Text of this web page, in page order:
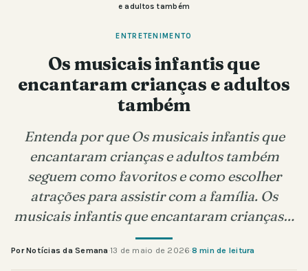
e adultos também
ENTRETENIMENTO
Os musicais infantis que
encantaram crianças e adultos
também
Entenda por que Os musicais infantis que
encantaram crianças e adultos também
seguem como favoritos e como escolher
atrações para assistir com a família. Os
musicais infantis que encantaram crianças…
Por Notícias da Semana·13 de maio de 2026·8 min de leitura